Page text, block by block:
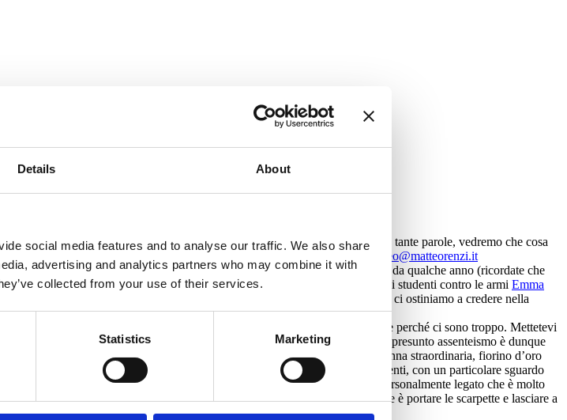
Details About
social media features and to analyse our traffic. We also share
advertising and analytics partners who may combine it with
collected from your use of their services.
Statistics Marketing
Annunciano sempre. Commentano tutto. Hanno promesso la luna: dopo tante parole, vedremo che cosa
trovate il mio intervento. Che ne pensate? Sempre la solita email:
matteo@matteorenzi.it
Kennedy. Per me è stata un’emozione fortissima come sa chi mi conosce da qualche anno (ricordate che
di salire sul palco con il Presidente Clinton,Joe Kennedy jr , la leader degli studenti contro le armi Emma
diritto di voto alle persone di colore in Alabama. In tempi di antipolitica, noi ci ostiniamo a credere nella
in questa stagione.
all’estero la critica è perché non ci sono mai. Se resto in Italia la critica è perché ci sono troppo. Mettetevi
espressi in Senato, diciassette su diciassette, il 100% delle votazioni. Il presunto assenteismo è dunque
da Palazzo Vecchio dove oggi alle 18.30 festeggeremo una donna straordinaria, fiorino d’oro
sfida educativa che da anni combatte contro le fragilità degli adolescenti, con un particolare sguardo
raccogliere fondi per l’Associazione Trisomia 21, una realtà a cui sono personalmente legato che è molto
staffetta di beneficenza è il benvenuto: si corrono i 400 metri. L’importante è portare le scarpette e lasciare a